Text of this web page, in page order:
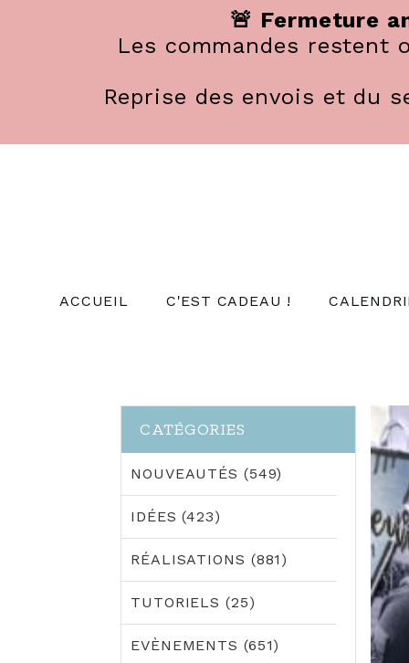
🚨 Fermeture
Les commandes restent
Reprise des envois et du
ACCUEIL C'EST CADEAU !
CATÉGORIES
NOUVEAUTÉS (549)
IDÉES (423)
RÉALISATIONS (881)
TUTORIELS (25)
EVÈNEMENTS (651)